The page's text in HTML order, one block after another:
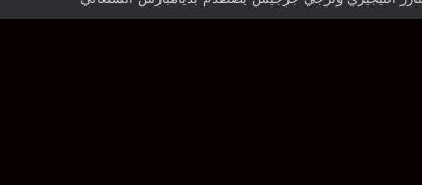
بمشاركة أربعة أندية تونسية